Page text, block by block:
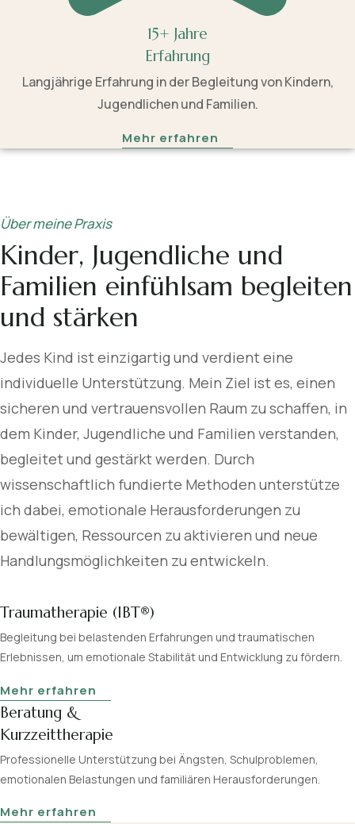
15+ Jahre
Erfahrung
Langjährige Erfahrung in der Begleitung von Kindern,
Jugendlichen und Familien.
Mehr erfahren
Über meine Praxis
Kinder, Jugendliche und
Familien einfühlsam begleiten
und stärken
Jedes Kind ist einzigartig und verdient eine
individuelle Unterstützung. Mein Ziel ist es, einen
sicheren und vertrauensvollen Raum zu schaffen, in
dem Kinder, Jugendliche und Familien verstanden,
begleitet und gestärkt werden. Durch
wissenschaftlich fundierte Methoden unterstütze
ich dabei, emotionale Herausforderungen zu
bewältigen, Ressourcen zu aktivieren und neue
Handlungsmöglichkeiten zu entwickeln.
Traumatherapie (IBT®)
Begleitung bei belastenden Erfahrungen und traumatischen
Erlebnissen, um emotionale Stabilität und Entwicklung zu fördern.
Mehr erfahren
Beratung &
Kurzzeittherapie
Professionelle Unterstützung bei Ängsten, Schulproblemen,
emotionalen Belastungen und familiären Herausforderungen.
Mehr erfahren